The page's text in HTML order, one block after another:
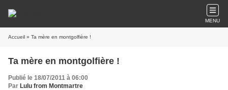
MENU
Accueil » Ta mère en montgolfière !
Ta mère en montgolfière !
Publié le 18/07/2011 à 06:00
Par Lulu from Montmartre